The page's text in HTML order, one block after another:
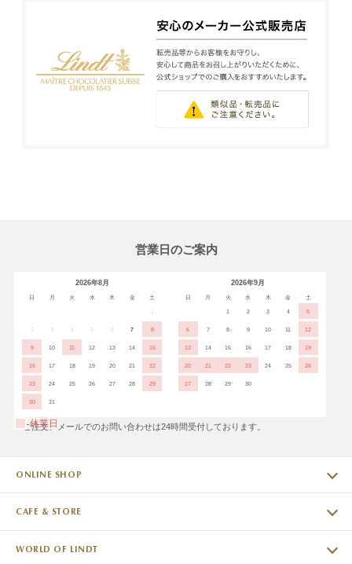
営業日のご案内
2026年8月
日 月 火 水 木 金 土
1
2 3 4 5 6 7 8
9 10 11 12 13 14 15
16 17 18 19 20 21 22
23 24 25 26 27 28 29
30 31
2026年9月
日 月 火 水 木 金 土
1 2 3 4 5
6 7 8 9 10 11 12
13 14 15 16 17 18 19
20 21 22 23 24 25 26
27 28 29 30
休業日
※ご注文、メールでのお問い合わせは24時間受付しております。
ONLINE SHOP
CAFE & STORE
WORLD OF LINDT